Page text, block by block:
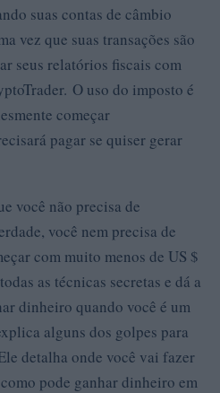
suas contas de câmbio
vez que suas transações são
seus relatórios fiscais com
O uso do imposto é
começar
pagar se quiser gerar
você não precisa de
você nem precisa de
com muito menos de US $
as técnicas secretas e dá a
dinheiro quando você é um
alguns dos golpes para
detalha onde você vai fazer
pode ganhar dinheiro em